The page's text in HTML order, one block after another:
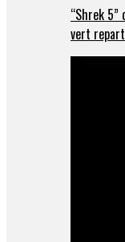
“Shrek 5”
vert